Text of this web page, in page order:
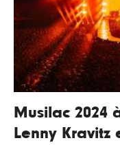
Musilac 2024
Lenny